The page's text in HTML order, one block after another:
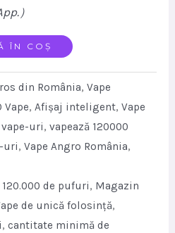
）
ÎN COȘ
din România,Vape
Vape,Afișaj inteligent,Vape
vape-uri,vapează 120000
uri,Vape Angro România,
120.000 de pufuri, Magazin
de unică folosință,
,cantitate minimă de